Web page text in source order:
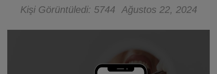
Kişi Görüntüledi: 5744 Ağustos 22, 2024